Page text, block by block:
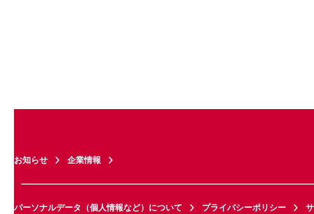
お知らせ 企業情報
パーソナルデータ（個人情報など）について プライバシーポリシー